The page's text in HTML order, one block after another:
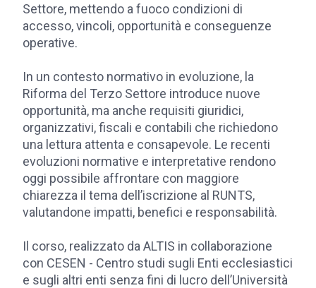
Settore, mettendo a fuoco condizioni di
accesso, vincoli, opportunità e conseguenze
operative.
In un contesto normativo in evoluzione, la
Riforma del Terzo Settore introduce nuove
opportunità, ma anche requisiti giuridici,
organizzativi, fiscali e contabili che richiedono
una lettura attenta e consapevole. Le recenti
evoluzioni normative e interpretative rendono
oggi possibile affrontare con maggiore
chiarezza il tema dell’iscrizione al RUNTS,
valutandone impatti, benefici e responsabilità.
Il corso, realizzato da ALTIS in collaborazione
con CESEN - Centro studi sugli Enti ecclesiastici
e sugli altri enti senza fini di lucro dell’Università